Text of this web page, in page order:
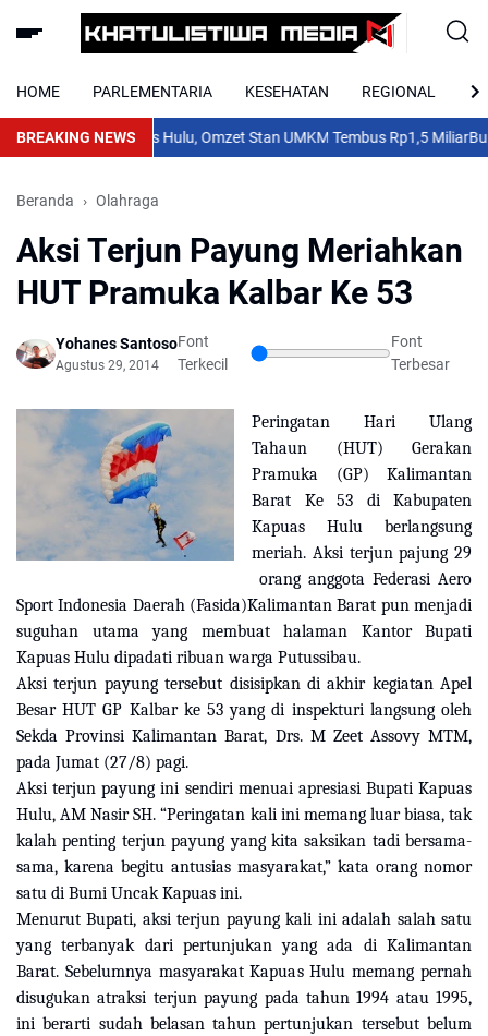
HOME PARLEMENTARIA KESEHATAN REGIONAL
BREAKING NEWS
PGD IV Kapuas Hulu, Omzet Stan UMKM Tembus Rp1,5 Miliar
Beranda Olahraga
Aksi Terjun Payung Meriahkan
HUT Pramuka Kalbar Ke 53
Yohanes Santoso
Agustus 29, 2014
Font
Terkecil
Font
Terbesar
Peringatan Hari Ulang
Tahaun (HUT) Gerakan
Pramuka (GP) Kalimantan
Barat Ke 53 di Kabupaten
Kapuas Hulu berlangsung
meriah. Aksi terjun pajung 29
orang anggota Federasi Aero
Sport Indonesia Daerah (Fasida)Kalimantan Barat pun menjadi
suguhan utama yang membuat halaman Kantor Bupati
Kapuas Hulu dipadati ribuan warga Putussibau.
Aksi terjun payung tersebut disisipkan di akhir kegiatan Apel
Besar HUT GP Kalbar ke 53 yang di inspekturi langsung oleh
Sekda Provinsi Kalimantan Barat, Drs. M Zeet Assovy MTM,
pada Jumat (27/8) pagi.
Aksi terjun payung ini sendiri menuai apresiasi Bupati Kapuas
Hulu, AM Nasir SH. “Peringatan kali ini memang luar biasa, tak
kalah penting terjun payung yang kita saksikan tadi bersama-
sama, karena begitu antusias masyarakat,” kata orang nomor
satu di Bumi Uncak Kapuas ini.
Menurut Bupati, aksi terjun payung kali ini adalah salah satu
yang terbanyak dari pertunjukan yang ada di Kalimantan
Barat. Sebelumnya masyarakat Kapuas Hulu memang pernah
disugukan atraksi terjun payung pada tahun 1994 atau 1995,
ini berarti sudah belasan tahun pertunjukan tersebut belum